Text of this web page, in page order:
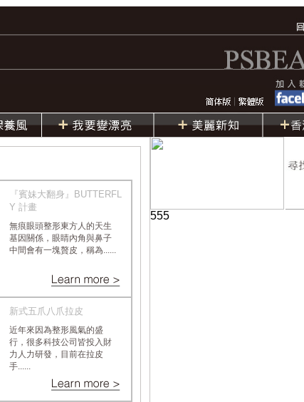
『賓妹大翻身』BUTTERFL
Y 計畫
無痕眼頭整形東方人的天生
基因關係，眼睛內角與鼻子
中間會有一塊贅皮，稱為......
新式五爪八爪拉皮
近年來因為整形風氣的盛
行，很多科技公司皆投入財
力人力研發，目前在拉皮
手......
555